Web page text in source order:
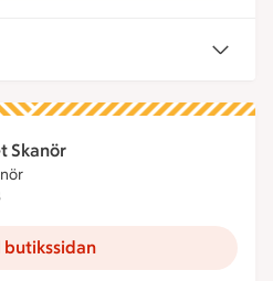
Skanör
Skanör är öppen nu, stänger
butikssidan